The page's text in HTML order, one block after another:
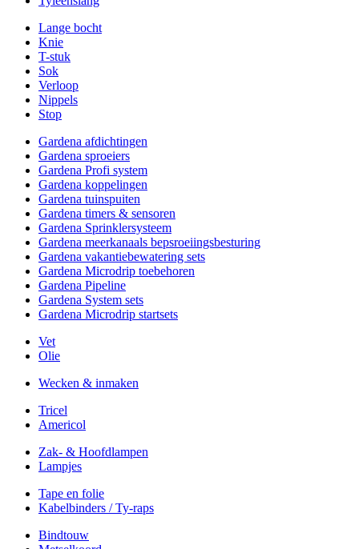
Lange bocht
Knie
T-stuk
Sok
Verloop
Nippels
Stop
Gardena afdichtingen
Gardena sproeiers
Gardena Profi system
Gardena koppelingen
Gardena tuinspuiten
Gardena timers & sensoren
Gardena Sprinklersysteem
Gardena meerkanaals bepsroeiingsbesturing
Gardena vakantiebewatering sets
Gardena Microdrip toebehoren
Gardena Pipeline
Gardena System sets
Gardena Microdrip startsets
Vet
Olie
Wecken & inmaken
Tricel
Americol
Zak- & Hoofdlampen
Lampjes
Tape en folie
Kabelbinders / Ty-raps
Bindtouw